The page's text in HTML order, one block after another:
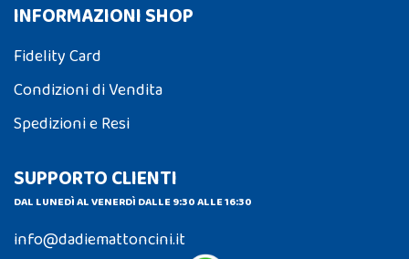
INFORMAZIONI SHOP
Fidelity Card
Condizioni di Vendita
Spedizioni e Resi
SUPPORTO CLIENTI
DAL LUNEDÌ AL VENERDÌ DALLE 9:30 ALLE 16:30
info@dadiemattoncini.it